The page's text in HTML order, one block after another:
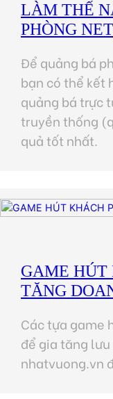
LÀM THẾ
PHÒNG NET
Để quảng bá
bạn có thể kết
quảng bá trực
truyền thống
quả tốt nhất.
GAME HÚT
TĂNG
Các tựa game
để gia tăng
nhatvuong.vn